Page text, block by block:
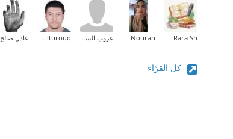
Rara Sh
Nouran غروب السوالقة Badruldeen Alturouq عادل صالح
كل القرّاء